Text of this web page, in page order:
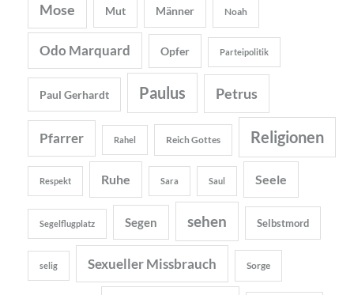
Mose Mut Männer Noah
Odo Marquard Opfer Parteipolitik
Paul Gerhardt Paulus Petrus
Pfarrer Rahel Reich Gottes Religionen
Respekt Ruhe Sara Saul Seele
Segelflugplatz Segen sehen Selbstmord
selig Sexueller Missbrauch Sorge